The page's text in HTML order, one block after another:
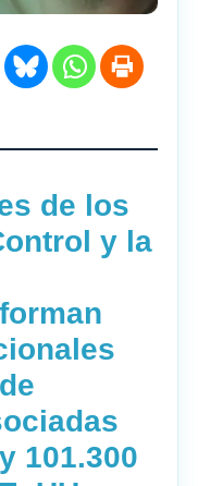
de los
y la
101.300